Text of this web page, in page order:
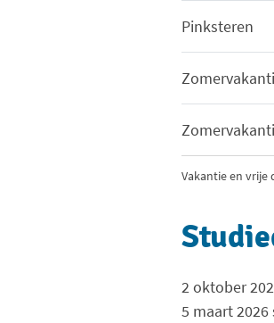
Vakantie en vrije
Pinksteren
2 oktober
5 maart